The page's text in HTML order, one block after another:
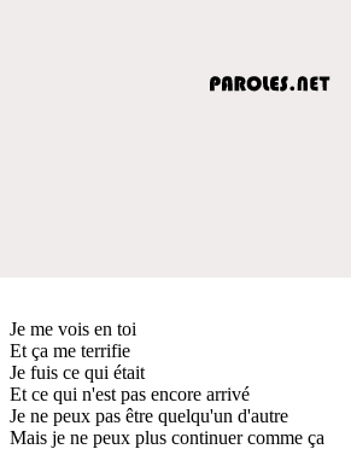
Je me vois en toi
Et ça me terrifie
Je fuis ce qui était
Et ce qui n'est pas encore arrivé
Je ne peux pas être quelqu'un d'autre
Mais je ne peux plus continuer comme ça